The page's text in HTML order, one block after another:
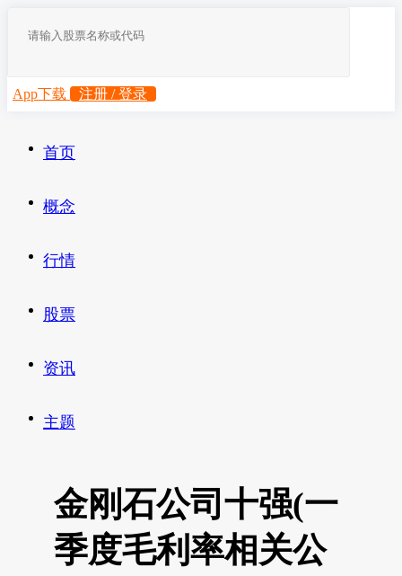
App下载 注册 / 登录
首页
概念
行情
股票
资讯
主题
金刚石公司十强(一
季度毛利率相关公